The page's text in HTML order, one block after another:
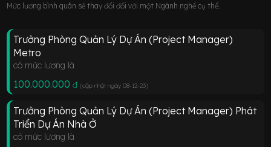
Mức lương bình quân sẽ thay đổi đối với một Ngành nghề cụ thể.
Trưởng Phòng Quản Lý Dự Án (Project Manager)
Metro
có mức lương là
100.000.000 đ (cập nhật ngày 08-12-23)
Trưởng Phòng Quản Lý Dự Án (Project Manager) Phát
Triển Dự Án Nhà Ở
có mức lương là